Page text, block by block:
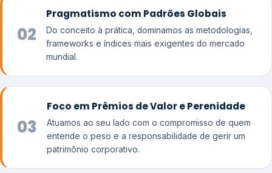
02
Pragmatismo com Padrões Globais
Do conceito à prática, dominamos as metodologias,
frameworks e índices mais exigentes do mercado
mundial.
03
Foco em Prêmios de Valor e Perenidade
Atuamos ao seu lado com o compromisso de quem
entende o peso e a responsabilidade de gerir um
patrimônio corporativo.